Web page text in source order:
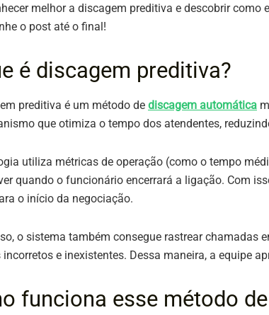
melhor a discagem preditiva e descobrir como
o post até o final!
é discagem preditiva?
preditiva é um método de discagem automática
que otimiza o tempo dos atendentes,
utiliza métricas de operação (como o tempo
quando o funcionário encerrará a ligação. Com
o início da negociação.
o sistema também consegue rastrear chamadas
incorretos e inexistentes. Dessa maneira, a equipe
funciona esse método